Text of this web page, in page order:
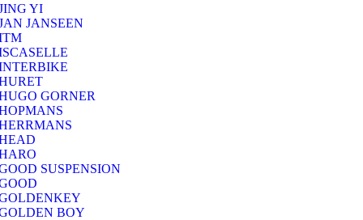
YI
JANSEEN
GORNER
SUSPENSION
BOY